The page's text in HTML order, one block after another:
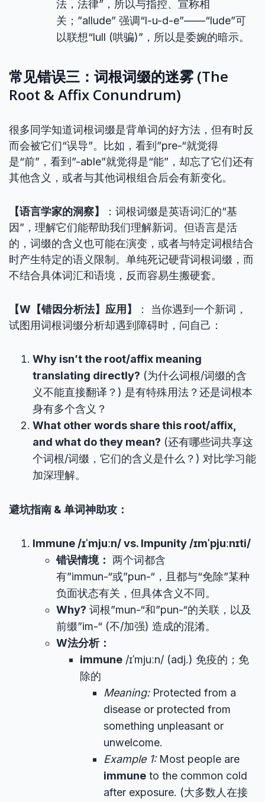
法，法律”，所以与指控、宣称相
关；”allude” 强调“l-u-d-e”——“lude”可
以联想“lull (哄骗)”，所以是委婉的暗示。
常见错误三：词根词缀的迷雾 (The
Root & Affix Conundrum)
很多同学知道词根词缀是背单词的好方法，但有时反
而会被它们“误导”。比如，看到”pre-“就觉得
是“前”，看到”-able”就觉得是“能”，却忘了它们还有
其他含义，或者与其他词根组合后会有新变化。
【语言学家的洞察】
：词根词缀是英语词汇的“基
因”，理解它们能帮助我们理解新词。但语言是活
的，词缀的含义也可能在演变，或者与特定词根结合
时产生特定的语义限制。单纯死记硬背词根词缀，而
不结合具体词汇和语境，反而容易生搬硬套。
【W【错因分析法】应用】
： 当你遇到一个新词，
试图用词根词缀分析却遇到障碍时，问自己：
Why isn’t the root/affix meaning
translating directly? (为什么词根/词缀的含
义不能直接翻译？) 是有特殊用法？还是词根本
身有多个含义？
What other words share this root/affix,
and what do they mean? (还有哪些词共享这
个词根/词缀，它们的含义是什么？) 对比学习能
加深理解。
避坑指南 & 单词神助攻：
Immune /ɪˈmjuːn/ vs. Impunity /ɪmˈpjuːnɪti/
错误情境： 两个词都含
有”immun-“或”pun-“，且都与“免除”某种
负面状态有关，但具体含义不同。
Why? 词根”mun-“和”pun-“的关联，以及
前缀”im-“ (不/加强) 造成的混淆。
W法分析：
immune /ɪˈmjuːn/ (adj.) 免疫的；免
除的
Meaning:Protected from a
disease or protected from
something unpleasant or
unwelcome.
Example 1:Most people are
immune to the common cold
after exposure. (大多数人在接